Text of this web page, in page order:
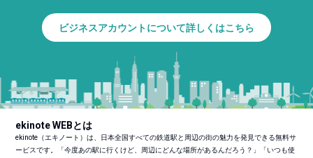
ビジネスアカウントについて詳しくはこちら
ekinote WEBとは
ekinote（エキノート）は、日本全国すべての鉄道駅と周辺の街の魅力を発見できる無料サ
ービスです。「今度あの駅に行くけど、周辺にどんな場所があるんだろう？」「いつも使